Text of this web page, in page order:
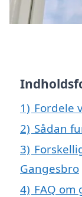
1) Fordele
2) Sådan
3)
Gangesbro
4) FAQ